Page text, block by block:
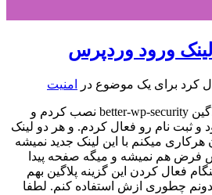
لینک ورود وردپرس
کرد برای یک موضوع در امنیت
سلام دوستان من پلاگین better-wp-security نصب کردم و
و ثبت نام رو فعال کردم. و هر دو لینک
هرکاری میکنم با این لینک جدید نمیشه
فرض هم نمیشه و میگه صفحه پیدا
فعال کردن این گزینه پلاگین بهم
چطوری ازش استفاده کنم. لطفا